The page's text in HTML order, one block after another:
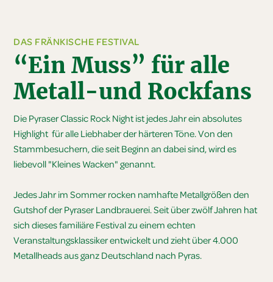
DAS FRÄNKISCHE FESTIVAL
“Ein Muss” für alle
Metall-und Rockfans
Die Pyraser Classic Rock Night ist jedes Jahr ein absolutes
Highlight für alle Liebhaber der härteren Töne. Von den
Stammbesuchern, die seit Beginn an dabei sind, wird es
liebevoll "Kleines Wacken" genannt.
Jedes Jahr im Sommer rocken namhafte Metallgrößen den
Gutshof der Pyraser Landbrauerei. Seit über zwölf Jahren hat
sich dieses familiäre Festival zu einem echten
Veranstaltungsklassiker entwickelt und zieht über 4.000
Metallheads aus ganz Deutschland nach Pyras.